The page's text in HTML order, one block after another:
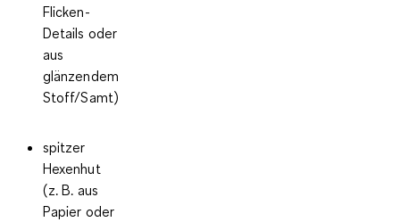
Flicken-
Details oder
aus
glänzendem
Stoff/Samt)
spitzer
Hexenhut
(z. B. aus
Papier oder